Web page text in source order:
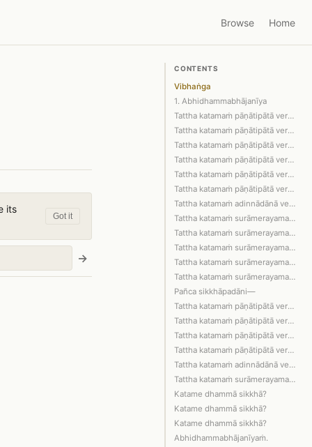
Browse Home
CONTENTS
Vibhaṅga
1. Abhidhammabhājanīya
Tattha katamaṁ pāṇātipātā veramaṇī si…
Tattha katamaṁ pāṇātipātā veramaṇī si…
Tattha katamaṁ pāṇātipātā veramaṇī si…
Tattha katamaṁ pāṇātipātā veramaṇī si…
Tattha katamaṁ pāṇātipātā veramaṇī si…
Tattha katamaṁ pāṇātipātā veramaṇī si…
Tattha katamaṁ adinnādānā veramaṇī si…
Tattha katamaṁ surāmerayamajjapamādaṭ…
Tattha katamaṁ surāmerayamajjapamādaṭ…
Tattha katamaṁ surāmerayamajjapamādaṭ…
Tattha katamaṁ surāmerayamajjapamādaṭ…
Tattha katamaṁ surāmerayamajjapamādaṭ…
Pañca sikkhāpadāni—
Tattha katamaṁ pāṇātipātā veramaṇī si…
Tattha katamaṁ pāṇātipātā veramaṇī si…
Tattha katamaṁ pāṇātipātā veramaṇī si…
Tattha katamaṁ pāṇātipātā veramaṇī si…
Tattha katamaṁ adinnādānā veramaṇī si…
Tattha katamaṁ surāmerayamajjapamādaṭ…
Katame dhammā sikkhā?
Katame dhammā sikkhā?
Katame dhammā sikkhā?
Abhidhammabhājanīyaṁ.
its
Got it
→